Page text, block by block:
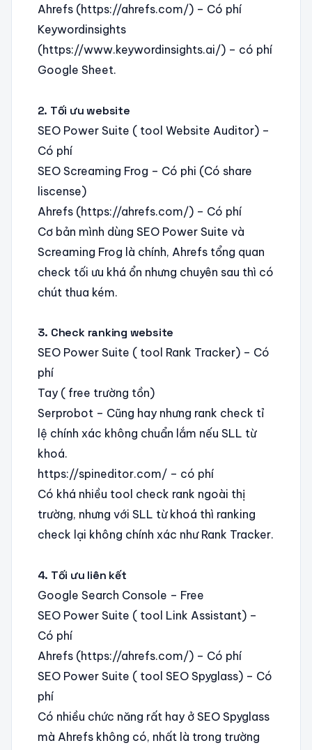
Ahrefs (https://ahrefs.com/) – Có phí
Keywordinsights
(https://www.keywordinsights.ai/) – có phí
Google Sheet.
2. Tối ưu website
SEO Power Suite ( tool Website Auditor) –
Có phí
SEO Screaming Frog – Có phi (Có share
liscense)
Ahrefs (https://ahrefs.com/) – Có phí
Cơ bản mình dùng SEO Power Suite và
Screaming Frog là chính, Ahrefs tổng quan
check tối ưu khá ổn nhưng chuyên sau thì có
chút thua kém.
3. Check ranking website
SEO Power Suite ( tool Rank Tracker) – Có
phí
Tay ( free trường tồn)
Serprobot – Cũng hay nhưng rank check tỉ
lệ chính xác không chuẩn lắm nếu SLL từ
khoá.
https://spineditor.com/ – có phí
Có khá nhiều tool check rank ngoài thị
trường, nhưng với SLL từ khoá thì ranking
check lại không chính xác như Rank Tracker.
4. Tối ưu liên kết
Google Search Console – Free
SEO Power Suite ( tool Link Assistant) –
Có phí
Ahrefs (https://ahrefs.com/) – Có phí
SEO Power Suite ( tool SEO Spyglass) – Có
phí
Có nhiều chức năng rất hay ở SEO Spyglass
mà Ahrefs không có, nhất là trong trường